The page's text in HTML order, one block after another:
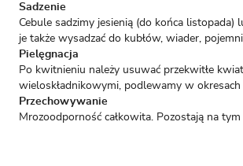
Sadzenie
Cebule sadzimy jesienią (do końca listopada)
je także wysadzać do kubłów, wiader,
Pielęgnacja
Po kwitnieniu należy usuwać przekwitłe
wieloskładnikowymi, podlewamy w okresach
Przechowywanie
Mrozoodporność całkowita. Pozostają na tym